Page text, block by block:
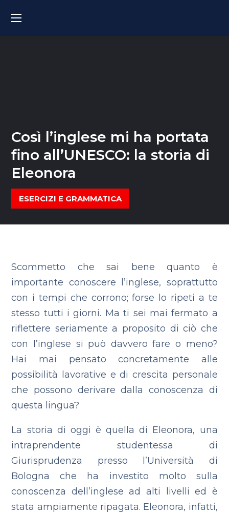
Così l’inglese mi ha portata
fino all’UNESCO: la storia di
Eleonora
ESERCIZI E GRAMMATICA
Scommetto che sai bene quanto è
importante conoscere l’inglese, soprattutto
con i tempi che corrono; forse lo ripeti a te
stesso tutti i giorni. Ma ti sei mai fermato a
riflettere seriamente a proposito di ciò che
con l’inglese si può davvero fare o meno?
Hai mai pensato concretamente alle
possibilità lavorative e di crescita personale
che possono derivare dalla conoscenza di
questa lingua?
La storia di oggi è quella di Eleonora, una
intraprendente studentessa di
Giurisprudenza presso l’Università di
Bologna che ha investito molto sulla
conoscenza dell’inglese ad alti livelli ed è
stata ampiamente ripagata. Eleonora, infatti,